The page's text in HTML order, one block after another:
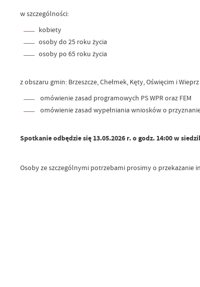
w szczególności:
kobiety
osoby do 25 roku życia
osoby po 65 roku życia
z obszaru gmin: Brzeszcze, Chełmek, Kęty, Oświęcim i
omówienie zasad programowych PS WPR oraz FEM
omówienie zasad wypełniania wniosków o
Spotkanie odbędzie się 13.05.2026 r. o godz. 14:00 w
Osoby ze szczególnymi potrzebami prosimy o